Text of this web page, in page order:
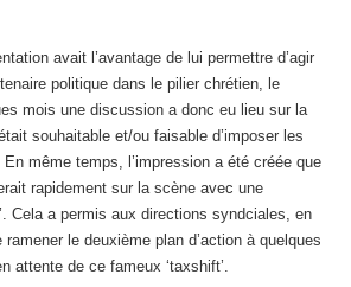
avait l’avantage de lui permettre d’agir
politique dans le pilier chrétien, le
mois une discussion a donc eu lieu sur la
souhaitable et/ou faisable d’imposer les
même temps, l’impression a été créée que
rapidement sur la scène avec une
Cela a permis aux directions syndciales, en
le deuxième plan d’action à quelques
attente de ce fameux ‘taxshift’.